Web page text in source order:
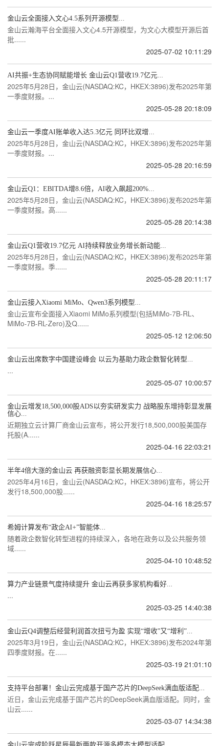
金山云全面接入文心4.5系列开源模型...
金山云瀚海平台全面接入文心4.5开源模型，为文心大模型开源后首
批......
2025-07-02 10:11:29
AI共振+生态协同赋能增长 金山云Q1营收19.7亿元...
2025年5月28日，金山云(NASDAQ:KC，HKEX:3896)发布2025年第
一季度财报。...
2025-05-28 20:18:09
金山云一季度AI账单收入达5.3亿元 同环比双增...
2025年5月28日，金山云(NASDAQ:KC，HKEX:3896)发布2025年第
一季度财报。...
2025-05-28 20:16:59
金山云Q1：EBITDA增8.6倍，AI收入飙超200%...
2025年5月28日，金山云(NASDAQ:KC，HKEX:3896)发布2025年第
一季度财报。高......
2025-05-28 20:14:38
金山云Q1营收19.7亿元 AI持续释放业务增长新动能...
2025年5月28日，金山云(NASDAQ:KC，HKEX:3896)发布2025年第
一季度财报。季......
2025-05-28 20:11:17
金山云接入Xiaomi MiMo、Qwen3系列模型...
金山云宣布全面接入Xiaomi MiMo系列模型(包括MiMo-7B-RL、
MiMo-7B-RL-Zero)及Q......
2025-05-12 12:06:50
金山云出席数字中国建设峰会 以云为基助力政企数智化转型...
...
2025-05-07 10:00:57
金山云增发18,500,000股ADS以夯实研发实力 战略股东增持彰显发展
信心...
近期独立云计算厂商金山云宣布，将公开发行18,500,000股美国存
托股(A......
2025-04-16 22:03:21
半年4倍大涨的金山云 再获融资彰显长期发展信心...
2025年4月16日，金山云(NASDAQ:KC，HKEX:3896)宣布，将公开
发行18,500,000股......
2025-04-16 18:25:57
希姆计算发布“政企AI+”智能体...
随着政企数智化转型进程的持续深入，各地在政务以及公共服务领
域......
2025-04-10 10:48:52
算力产业链景气度持续提升 金山云再获多家机构看好...
...
2025-03-25 14:40:38
金山云Q4调整后经营利润首次扭亏为盈 实现“增收”又“增利”...
2025年3月19日，金山云(NASDAQ:KC，HKEX:3896)发布2024年第
四季度财报。在......
2025-03-19 21:01:10
支持平台部署！金山云完成基于国产芯片的DeepSeek满血版适配...
近日，金山云完成基于国产芯片的DeepSeek满血版适配。同时，金
山云......
2025-03-07 14:34:38